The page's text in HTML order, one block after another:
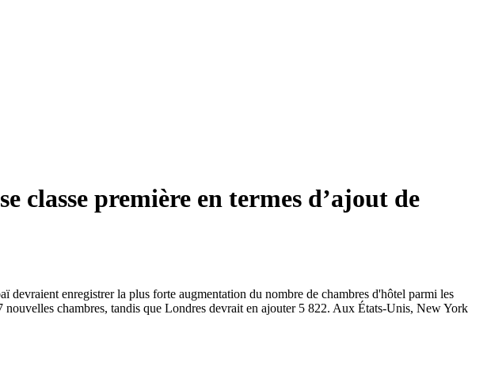
classe première en termes d’ajout de
devraient enregistrer la plus forte augmentation du nombre de chambres d'hôtel parmi les
chambres, tandis que Londres devrait en ajouter 5 822. Aux États-Unis, New York